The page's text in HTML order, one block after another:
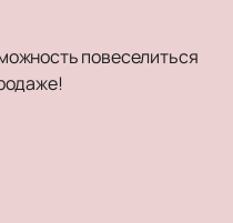
повеселиться